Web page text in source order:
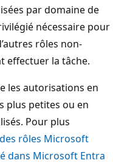
par domaine de
nécessaire pour
rôles non-
effectuer la tâche.
les autorisations en
plus petites ou en
Pour plus
rôles Microsoft
dans Microsoft Entra